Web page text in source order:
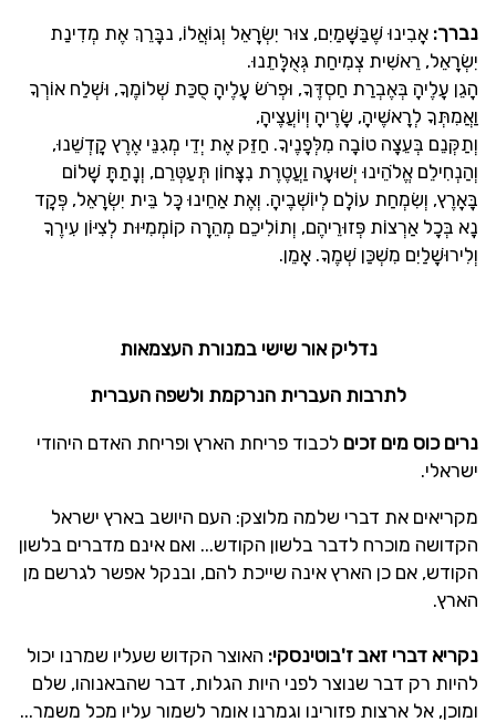
נברך: אָבִינוּ שֶׁבַּשָּׁמַיִם, צוּר יִשְׂרָאֵל וְגוֹאֲלוֹ, נבָּרֵךְ אֶת מְדִינַת
יִשְׂרָאֵל, רֵאשִׁית צְמִיחַת גְּאֻלָּתֵנוּ.
הָגֵן עָלֶיהָ בְּאֶבְרַת חַסְדֶּךָ, וּפְרֹשׂ עָלֶיהָ סֻכַּת שְׁלוֹמֶךָ, וּשְׁלַח אוֹרְךָ
וַאֲמִתְּךָ לְרָאשֶׁיהָ, שָׂרֶיהָ וְיוֹעֲצֶיהָ,
וְתַקְּנֵם בְּעֵצָה טוֹבָה מִלְּפָנֶיךָ. חַזֵּק אֶת יְדֵי מְגִנֵּי אֶרֶץ קׇדְשֵׁנוּ,
וְהַנְחִילֵם אֱלֹהֵינוּ יְשׁוּעָה וַעֲטֶרֶת נִצָּחוֹן תְּעַטְּרֵם, וְנָתַתָּ שָׁלוֹם
בָּאָרֶץ, וְשִׂמְחַת עוֹלָם לְיוֹשְׁבֶיהָ. וְאֶת אַחֵינוּ כָּל בֵּית יִשְׂרָאֵל, פְּקׇד
נָא בְּכָל אַרְצוֹת פְּזוּרֵיהֶם, וְתוֹלִיכֵם מְהֵרָה קוֹמְמִיּוּת לְצִיּוֹן עִירֶךָ
וְלִירוּשָׁלַיִם מִשְׁכַּן שְׁמֶךָ. אָמֵן.
נדליק אור שישי במנורת העצמאות
לתרבות העברית הנרקמת ולשפה העברית
נרים כוס מים זכים לכבוד פריחת הארץ ופריחת האדם היהודי
ישראלי.
מקריאים את דברי שלמה מלוצק: העם היושב בארץ ישראל
הקדושה מוכרח לדבר בלשון הקודש... ואם אינם מדברים בלשון
הקודש, אם כן הארץ אינה שייכת להם, ובנקל אפשר לגרשם מן
הארץ.
נקריא דברי זאב ז'בוטינסקי: האוצר הקדוש שעליו שמרנו יכול
להיות רק דבר שנוצר לפני היות הגלות, דבר שהבאנוהו, שלם
ומוכן, אל ארצות פזורינו וגמרנו אומר לשמור עליו מכל משמר...